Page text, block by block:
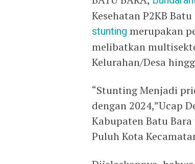
Kesehatan P2KB
stunting merupakan
melibatkan
Kelurahan/Desa
“Stunting Menjadi
dengan 2024,”Ucap
Kabupaten Batu
Puluh Kota